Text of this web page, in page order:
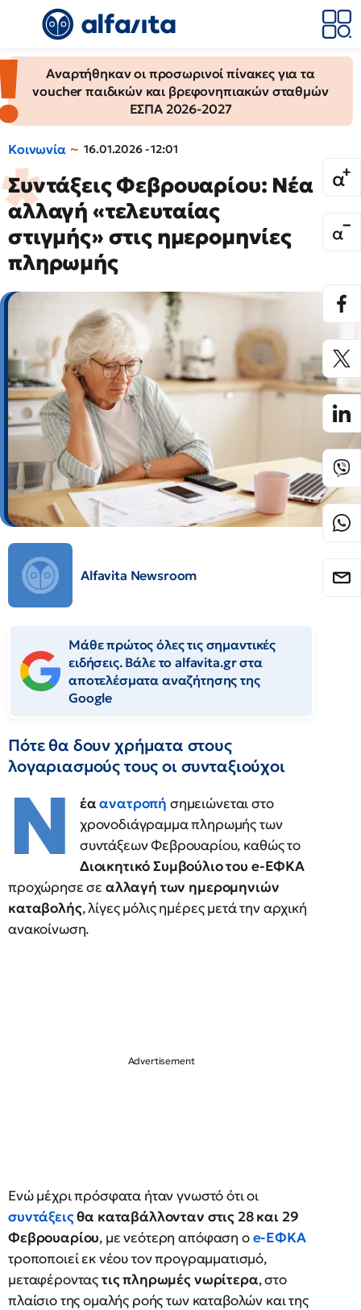
Αναρτήθηκαν οι προσωρινοί πίνακες για τα
voucher παιδικών και βρεφονηπιακών σταθμών
ΕΣΠΑ 2026-2027
Κοινωνία 16.01.2026 - 12:01
Συντάξεις Φεβρουαρίου: Νέα
αλλαγή «τελευταίας
στιγμής» στις ημερομηνίες
πληρωμής
Alfavita Newsroom
Μάθε πρώτος όλες τις σημαντικές
ειδήσεις. Βάλε το alfavita.gr στα
αποτελέσματα αναζήτησης της
Google
Πότε θα δουν χρήματα στους
λογαριασμούς τους οι συνταξιούχοι
Ν έαανατροπή σημειώνεται στο
χρονοδιάγραμμα πληρωμής των
συντάξεων Φεβρουαρίου, καθώς το
Διοικητικό Συμβούλιο του e-ΕΦΚΑ
προχώρησε σε αλλαγή των ημερομηνιών
καταβολής, λίγες μόλις ημέρες μετά την αρχική
ανακοίνωση.
Ενώ μέχρι πρόσφατα ήταν γνωστό ότι οι
συντάξειςθα καταβάλλονταν στις 28 και 29
Φεβρουαρίου, με νεότερη απόφαση οe-ΕΦΚΑ
τροποποιεί εκ νέου τον προγραμματισμό,
μεταφέρονταςτις πληρωμές νωρίτερα, στο
πλαίσιο της ομαλής ροής των καταβολών και της